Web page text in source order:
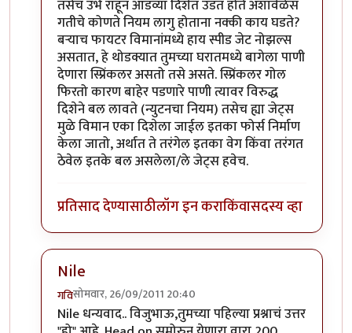
तसेच उभे राहून आडव्या दिशेत उडत होते अशावेळेस
गतीचे कोणते नियम लागु होताना नक्की काय घडते?
बर्‍याच फायटर विमानांमध्ये हाय स्पीड जेट नोझल्स
असतात, हे थोडक्यात तुमच्या घरातमध्ये बागेला पाणी
देणारा स्प्रिंकलर असतो तसे असते. स्प्रिंकलर गोल
फिरतो कारण बाहेर पडणारे पाणी त्यावर विरुद्ध
दिशेने बल लावते (न्युटनचा नियम) तसेच ह्या जेट्स
मुळे विमान एका दिशेला जाईल इतका फोर्स निर्माण
केला जातो, अर्थात ते तरंगेल इतका वेग किंवा तरंगत
ठेवेल इतके बल असलेला/ले जेट्स हवेच.
प्रतिसाद देण्यासाठीलॉग इन कराकिंवासदस्य व्हा
Nile
गविसोमवार, 26/09/2011 20:40
In reply toएक शंका. वारा २०० किमी वेगानेbyविजुभाऊ
Nile धन्यवाद.. विजुभाऊ,तुमच्या पहिल्या प्रश्नाचं उत्तर